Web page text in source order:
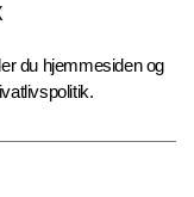
du hjemmesiden og